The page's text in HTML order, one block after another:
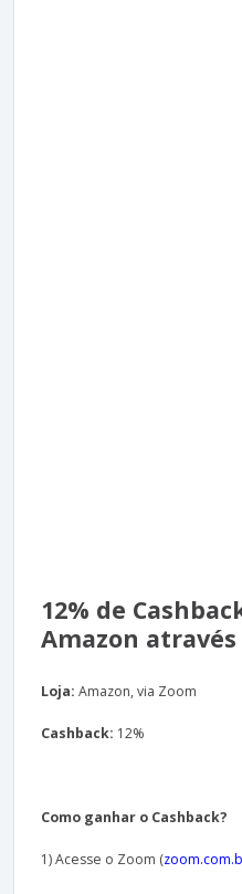
12% de
Amazon através
Loja: Amazon, via Zoom
Cashback: 12%
Como ganhar o Cashback?
1) Acesse o Zoom (